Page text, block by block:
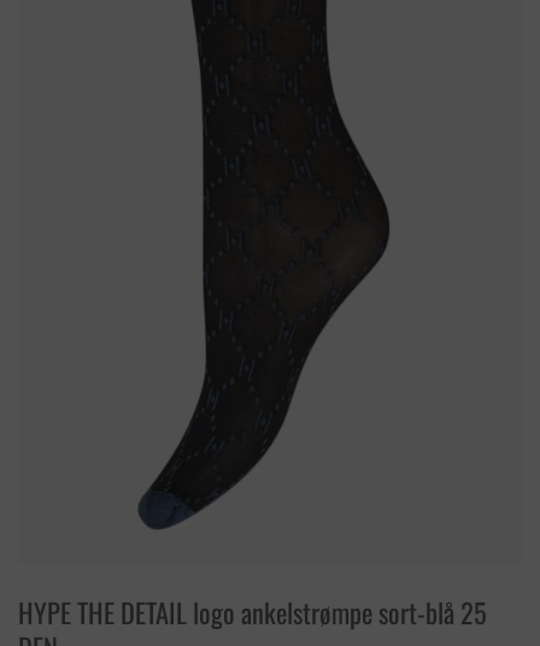
HYPE THE DETAIL logo ankelstrømpe sort-blå 25